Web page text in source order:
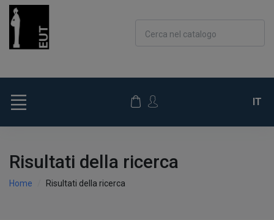
Cerca nel catalogo
IT
Risultati della ricerca
Home Risultati della ricerca